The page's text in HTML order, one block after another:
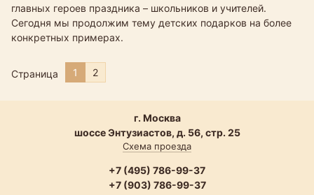
главных героев праздника – школьников и учителей.
Сегодня мы продолжим тему детских подарков на более
конкретных примерах.
Страница 1 2
г. Москва
шоссе Энтузиастов, д. 56, стр. 25
Схема проезда
+7 (495) 786-99-37
+7 (903) 786-99-37